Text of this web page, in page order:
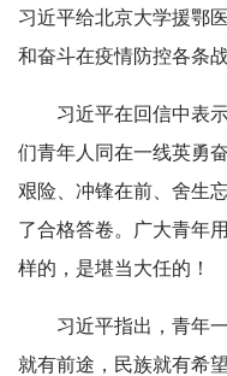
习近平给北京大学援鄂
和奋斗在疫情防控各条
习近平在回信中表
们青年人同在一线英勇
艰险、冲锋在前、舍生
了合格答卷。广大青年
样的，是堪当大任的！
习近平指出，青年
就有前途，民族就有希